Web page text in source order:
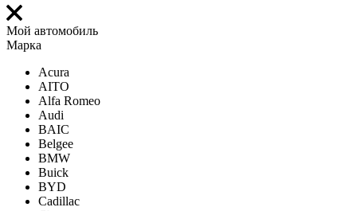
Мой автомобиль
Марка
Acura
AITO
Alfa Romeo
Audi
BAIC
Belgee
BMW
Buick
BYD
Cadillac